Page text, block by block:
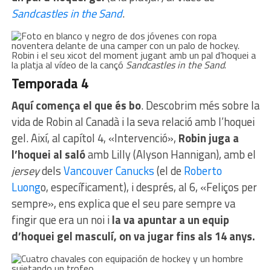
Sandcastles in the Sand.
Robin i el seu xicot del moment jugant amb un pal d’hoquei a
la platja al vídeo de la cançó Sandcastles in the Sand.
Temporada 4
Aquí comença el que és bo. Descobrim més sobre la
vida de Robin al Canadà i la seva relació amb l’hoquei
gel. Així, al capítol 4, «Intervenció», Robin juga a
l’hoquei al salóamb Lilly (Alyson Hannigan), amb el
jerseydelsVancouver Canucks(el de Roberto
Luongo, específicament), i després, al 6, «Feliços per
sempre», ens explica que el seu pare sempre va
fingir que era un noi ila va apuntar a un equip
d’hoquei gel masculí, on va jugar fins als 14 anys.